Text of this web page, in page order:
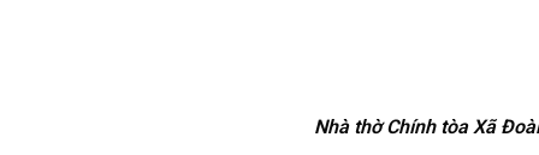
Nhà thờ Chính tòa Xã Đoài